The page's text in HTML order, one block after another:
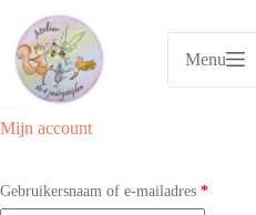
naar
inhoud
Menu
Mijn account
Gebruikersnaam of e-mailadres *Vereist